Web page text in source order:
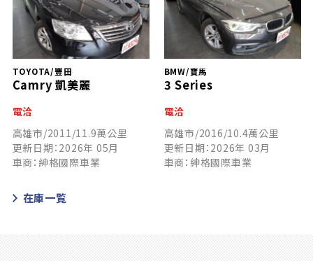
TOYOTA/豐田
Camry 凱美麗
電洽
高雄市/2011/11.9萬公里
更新日期：2026年 05月
車商：紳格國際車業
BMW/寶馬
3 Series
電洽
高雄市/2016/10.4萬公里
更新日期：2026年 03月
車商：紳格國際車業
在庫一覧